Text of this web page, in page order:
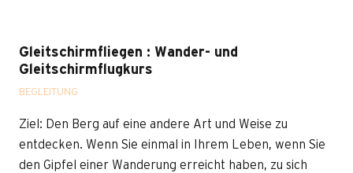
Gleitschirmfliegen : Wander- und
Gleitschirmflugkurs
BEGLEITUNG
Ziel: Den Berg auf eine andere Art und Weise zu
entdecken. Wenn Sie einmal in Ihrem Leben, wenn Sie
den Gipfel einer Wanderung erreicht haben, zu sich